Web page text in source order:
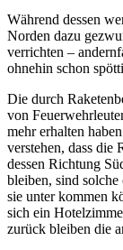
Während dessen
Norden dazu
verrichten –
ohnehin schon
Die durch
von
mehr erhalten
verstehen, dass die
dessen Richtung
bleiben, sind
sie unter kommen
sich ein
zurück bleiben die